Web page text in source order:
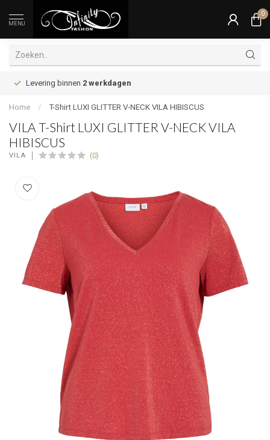
MENU
0
Levering binnen 2 werkdagen
Home / T-Shirt LUXI GLITTER V-NECK VILA HIBISCUS
VILA T-Shirt LUXI GLITTER V-NECK VILA
HIBISCUS
VILA (0)